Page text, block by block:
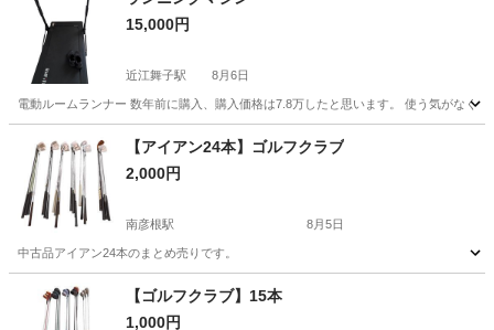
15,000円
近江舞子駅 8月6日
電動ルームランナー 数年前に購入、購入価格は7.8万したと思います。 使う気がなく
大津市 近江舞子駅 ランニング、ジョギング
【アイアン24本】ゴルフクラブ
2,000円
南彦根駅 8月5日
中古品アイアン24本のまとめ売りです。
彦根市 南彦根駅 ゴルフ
【ゴルフクラブ】15本
1,000円